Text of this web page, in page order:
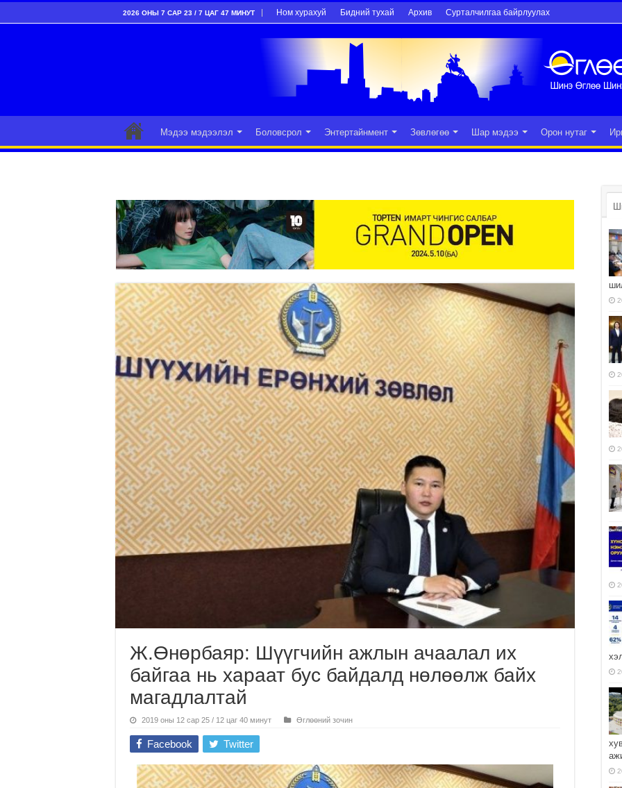
2026 ОНЫ 7 САР 23 / 7 ЦАГ 47 МИНУТ Ном хурахуй Бидний тухай Архив Сурталчилгаа байрлуулах
Мэдээ мэдээлэл Боловсрол Энтертайнмент Зөвлөгөө Шар мэдээ Орон нутаг
Ж.Өнөрбаяр: Шүүгчийн ажлын ачаалал их
байгаа нь хараат бус байдалд нөлөөлж байх
магадлалтай
2019 оны 12 сар 25 / 12 цаг 40 минут Өглөөний зочин
Facebook Twitter